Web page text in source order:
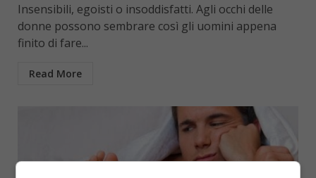
Insensibili, egoisti o insoddisfatti. Agli occhi delle
donne possono sembrare così gli uomini appena
finito di fare...
Read More